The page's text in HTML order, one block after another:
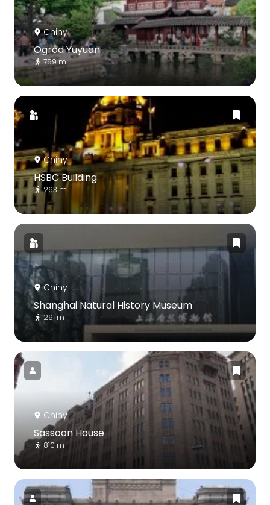
Chiny
Ogród Yuyuan
759 m
Chiny
HSBC Building
263 m
Chiny
Shanghai Natural History Museum
291 m
Chiny
Sassoon House
810 m